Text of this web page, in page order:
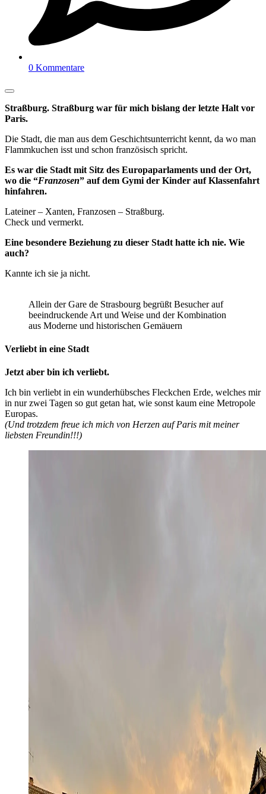
0 Kommentare
Straßburg. Straßburg war für mich bislang der letzte Halt vor
Paris.
Die Stadt, die man aus dem Geschichtsunterricht kennt, da wo man
Flammkuchen isst und schon französisch spricht.
Es war die Stadt mit Sitz des Europaparlaments und der Ort,
wo die “Franzosen” auf dem Gymi der Kinder auf Klassenfahrt
hinfahren.
Lateiner – Xanten, Franzosen – Straßburg.
Check und vermerkt.
Eine besondere Beziehung zu dieser Stadt hatte ich nie. Wie
auch?
Kannte ich sie ja nicht.
Allein der Gare de Strasbourg begrüßt Besucher auf
beeindruckende Art und Weise und der Kombination
aus Moderne und historischen Gemäuern
Verliebt in eine Stadt
Jetzt aber bin ich verliebt.
Ich bin verliebt in ein wunderhübsches Fleckchen Erde, welches mir
in nur zwei Tagen so gut getan hat, wie sonst kaum eine Metropole
Europas.
(Und trotzdem freue ich mich von Herzen auf Paris mit meiner
liebsten Freundin!!!)